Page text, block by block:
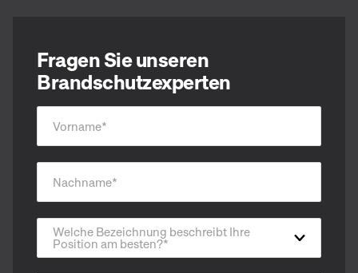
Fragen Sie unseren
Brandschutzexperten
Vorname*
Nachname*
Welche Bezeichnung beschreibt Ihre
Position am besten?*